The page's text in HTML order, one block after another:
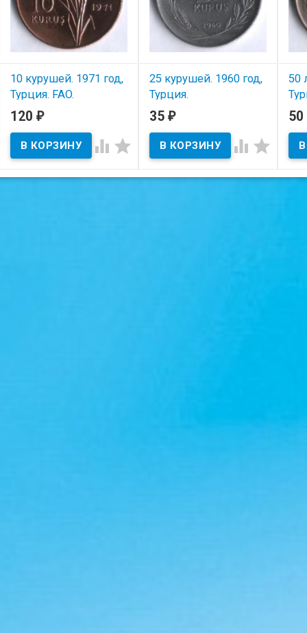
10 курушей. 1971 год,
Турция. FAO.
В наличии
Состояние на скане.
120 ₽
 
25 курушей. 1960 год,
Турция.
В наличии
Состояние на скане.
35 ₽
 
50
50